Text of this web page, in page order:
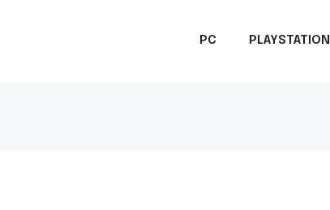
PC PLAYSTATION